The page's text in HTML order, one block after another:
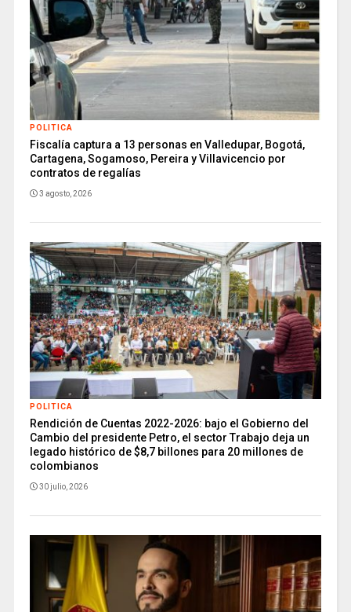
POLITICA
Fiscalía captura a 13 personas en Valledupar, Bogotá,
Cartagena, Sogamoso, Pereira y Villavicencio por
contratos de regalías
3 agosto, 2026
POLITICA
Rendición de Cuentas 2022-2026: bajo el Gobierno del
Cambio del presidente Petro, el sector Trabajo deja un
legado histórico de $8,7 billones para 20 millones de
colombianos
30 julio, 2026